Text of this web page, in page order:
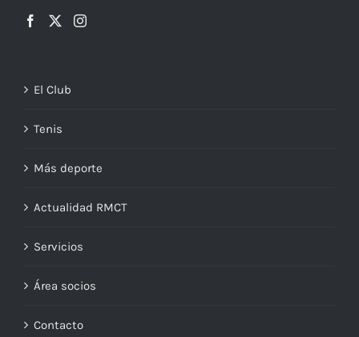
El Club
Tenis
Más deporte
Actualidad RMCT
Servicios
Área socios
Contacto